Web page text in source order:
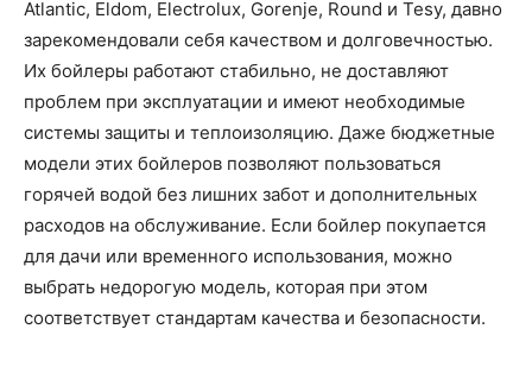
Atlantic, Eldom, Electrolux, Gorenje, Round и Tesy, давно
зарекомендовали себя качеством и долговечностью.
Их бойлеры работают стабильно, не доставляют
проблем при эксплуатации и имеют необходимые
системы защиты и теплоизоляцию. Даже бюджетные
модели этих бойлеров позволяют пользоваться
горячей водой без лишних забот и дополнительных
расходов на обслуживание. Если бойлер покупается
для дачи или временного использования, можно
выбрать недорогую модель, которая при этом
соответствует стандартам качества и безопасности.